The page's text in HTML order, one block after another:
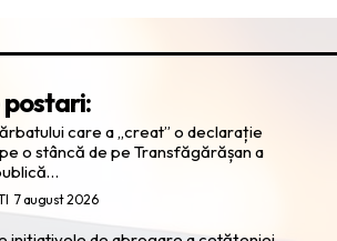
care a „creat” o declarație
o stâncă de pe Transfăgărășan a
7 august 2026